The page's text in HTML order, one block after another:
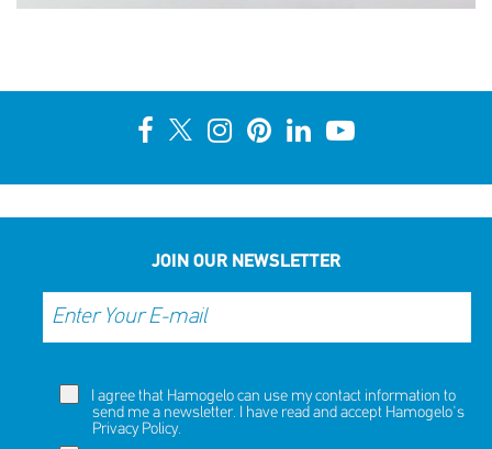
JOIN OUR NEWSLETTER
I agree that Hamogelo can use my contact information to
send me a newsletter. I have read and accept Hamogelo's
Privacy Policy.